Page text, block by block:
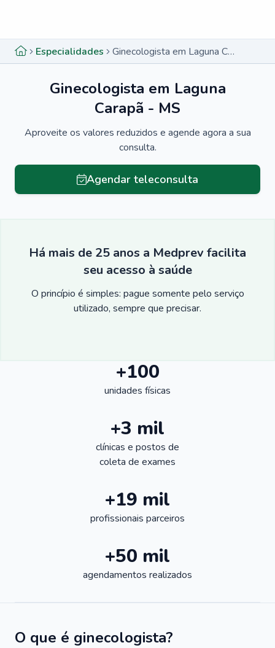
Especialidades Ginecologista em Laguna Carapã - MS
Ginecologista em Laguna
Carapã - MS
Aproveite os valores reduzidos e agende agora a sua
consulta.
Agendar teleconsulta
Há mais de 25 anos a Medprev facilita
seu acesso à saúde
O princípio é simples: pague somente pelo serviço
utilizado, sempre que precisar.
+100
unidades físicas
+3 mil
clínicas e postos de
coleta de exames
+19 mil
profissionais parceiros
+50 mil
agendamentos realizados
O que é ginecologista?